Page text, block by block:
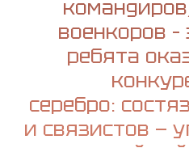
военкоров
ребята
серебро:
и связистов —